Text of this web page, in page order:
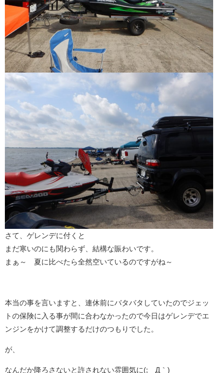
さて、ゲレンデに付くと
まだ寒いのにも関わらず、結構な賑わいです。
まぁ～ 夏に比べたら全然空いているのですがね～
本当の事を言いますと、連休前にバタバタしていたのでジェッ
トの保険に入る事が間に合わなかったので今日はゲレンデでエ
ンジンをかけて調整するだけのつもりでした。
が、
なんだか降ろさないと許されない雰囲気に(;´Д｀)